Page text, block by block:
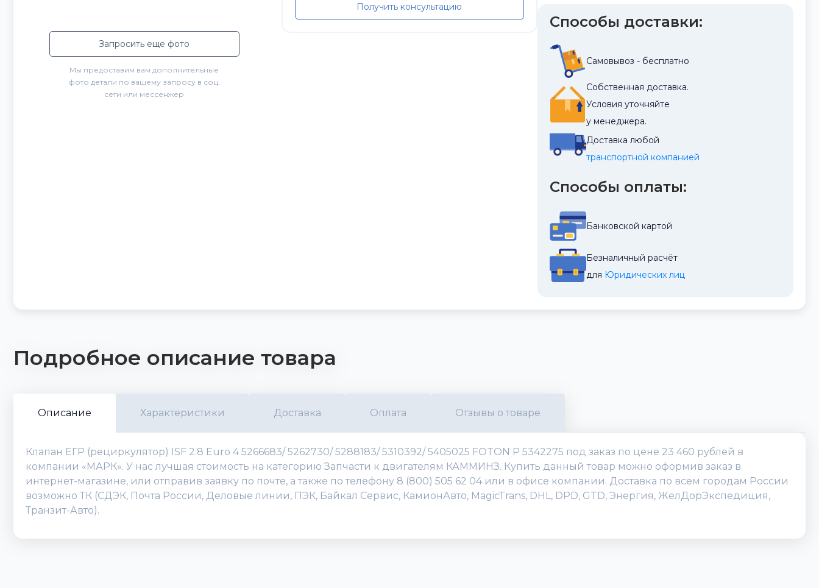
Запросить еще фото
Мы предоставим вам дополнительные
фото детали по вашему запросу в соц.
сети или мессенжер
Получить консультацию
Способы доставки:
Самовывоз - бесплатно
Собственная доставка.
Условия уточняйте
у менеджера.
Доставка любой
транспортной компанией
Способы оплаты:
Банковской картой
Безналичный расчёт
для Юридических лиц
Подробное описание товара
Описание Характеристики Доставка Оплата Отзывы о товаре
Клапан ЕГР (рециркулятор) ISF 2.8 Euro 4 5266683/ 5262730/ 5288183/ 5310392/ 5405025 FOTON Р 5342275 под заказ по цене 23 460 рублей в
компании «МАРК». У нас лучшая стоимость на категорию Запчасти к двигателям КАММИНЗ. Купить данный товар можно оформив заказ в
интернет-магазине, или отправив заявку по почте, а также по телефону 8 (800) 505 62 04 или в офисе компании. Доставка по всем городам России
возможно ТК (СДЭК, Почта России, Деловые линии, ПЭК, Байкал Сервис, КамионАвто, MagicTrans, DHL, DPD, GTD, Энергия, ЖелДорЭкспедиция,
Транзит-Авто).